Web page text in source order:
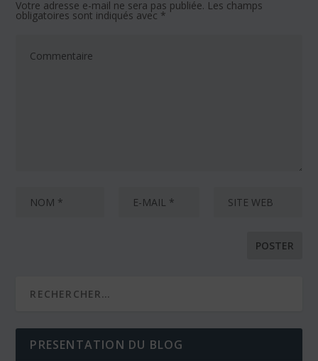
Votre adresse e-mail ne sera pas publiée. Les champs
obligatoires sont indiqués avec *
PRESENTATION DU BLOG